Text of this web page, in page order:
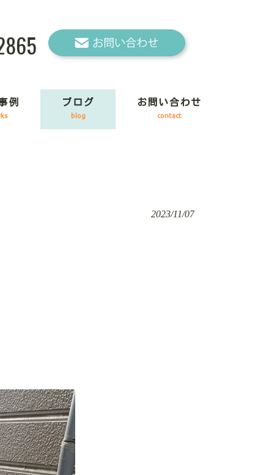
例 ブログ
blog
お問い合わせ
contact
2023/11/07